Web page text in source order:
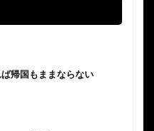
帰国もままならない